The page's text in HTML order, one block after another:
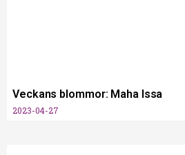
Veckans blommor: Maha Issa
2023-04-27